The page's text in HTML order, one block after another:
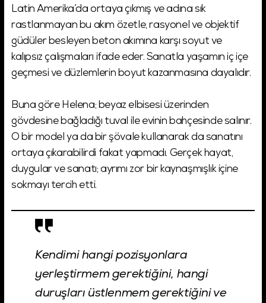
Latin Amerika’da ortaya çıkmış ve adına sık
rastlanmayan bu akım özetle, rasyonel ve objektif
güdüler besleyen beton akımına karşı soyut ve
kalıpsız çalışmaları ifade eder. Sanatla yaşamın iç içe
geçmesi ve düzlemlerin boyut kazanmasına dayalıdır.
Buna göre Helena; beyaz elbisesi üzerinden
gövdesine bağladığı tuval ile evinin bahçesinde salınır.
O bir model ya da bir şövale kullanarak da sanatını
ortaya çıkarabilirdi fakat yapmadı. Gerçek hayat,
duygular ve sanatı; ayrımı zor bir kaynaşmışlık içine
sokmayı tercih etti.
Kendimi hangi pozisyonlara
yerleştirmem gerektiğini, hangi
duruşları üstlenmem gerektiğini ve